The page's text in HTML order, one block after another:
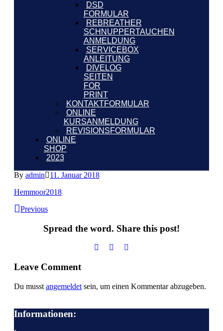
DSD
FORMULAR
REBREATHER
SCHNUPPERTAUCHEN
ANMELDUNG
SERVICEBOX
ANLEITUNG
DIVELOG
SEITEN
FOR
PRINT
KONTAKTFORMULAR
ONLINE
KURSANMELDUNG
REVISIONSFORMULAR
ONLINE
SHOP
2023
By admin
11. Januar 2018
Hemmoor2018
Previous
Spread the word. Share this post!
Leave Comment
Du musst angemeldet sein, um einen Kommentar abzugeben.
Informationen: